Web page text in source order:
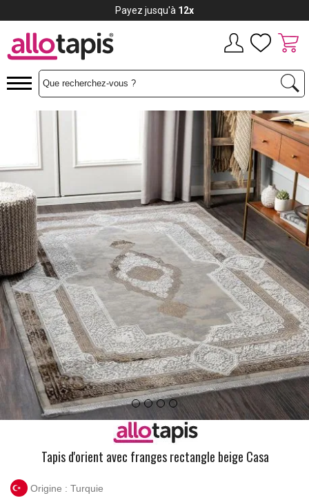
Tapis d'orient avec franges rectangle beige Casa
Origine : Turquie
Payez jusqu'à 12x